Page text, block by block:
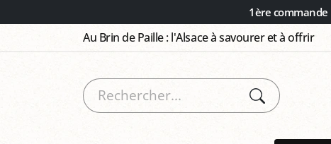
1ère commande
Au Brin de Paille : l'Alsace à savourer et à offrir